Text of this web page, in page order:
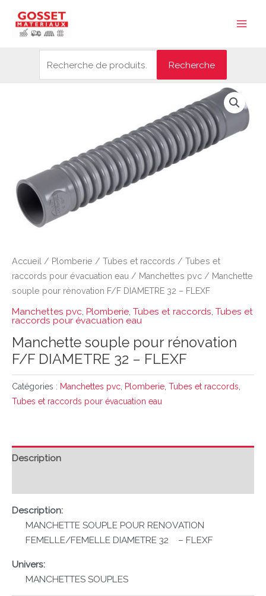
contenu
pour :
Recherche
Accueil / Plomberie / Tubes et raccords / Tubes et
raccords pour évacuation eau / Manchettes pvc / Manchette
souple pour rénovation F/F DIAMETRE 32 – FLEXF
Manchettes pvc, Plomberie, Tubes et raccords, Tubes et
raccords pour évacuation eau
Manchette souple pour rénovation
F/F DIAMETRE 32 – FLEXF
Catégories : Manchettes pvc Plomberie Tubes et raccords
Tubes et raccords pour évacuation eau
Description
Description:
MANCHETTE SOUPLE POUR RENOVATION
FEMELLE/FEMELLE DIAMETRE 32 – FLEXF
Univers:
MANCHETTES SOUPLES